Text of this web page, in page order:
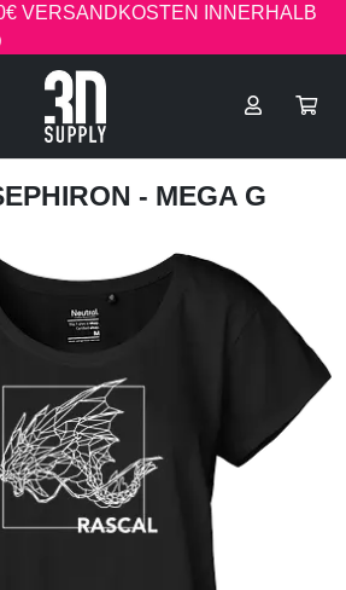
VERSANDKOSTEN INNERHALB
- MEGA G